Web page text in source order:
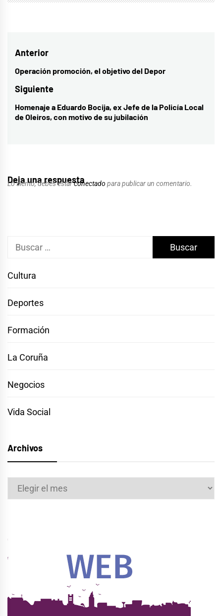
Navegación
de
entradas
Anterior
Entrada
anterior:
Operación promoción, el objetivo del Depor
Siguiente
Entrada
siguiente:
Homenaje a Eduardo Bocija, ex Jefe de la Policía Local
de Oleiros, con motivo de su jubilación
Deja una respuesta
Lo siento, debes estarconectado para publicar un comentario.
Buscar:
Cultura
Deportes
Formación
La Coruña
Negocios
Vida Social
Archivos
Archivos